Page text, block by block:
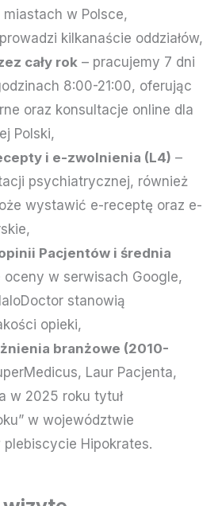
w Polsce,
kilkanaście oddziałów,
cały rok – pracujemy 7 dni
8:00-21:00, oferując
oraz konsultacje online dla
Polski,
i e-zwolnienia (L4) –
psychiatrycznej, również
wystawić e-receptę oraz e-
Pacjentów i średnia
oceny w serwisach Google,
stanowią
opieki,
branżowe (2010-
Laur Pacjenta,
w 2025 roku tytuł
w województwie
Hipokrates.